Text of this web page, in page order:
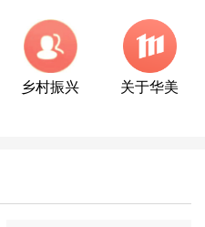
乡村振兴 关于华美